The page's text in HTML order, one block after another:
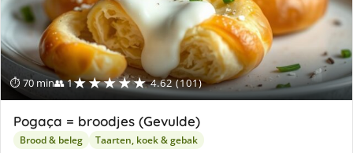
⏱ 70 min👥 1★★★★★ 4.62 (101)
Pogaça = broodjes (Gevulde)
Brood & beleg Taarten, koek & gebak